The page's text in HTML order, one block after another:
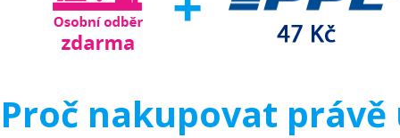
Proč nakupovat právě